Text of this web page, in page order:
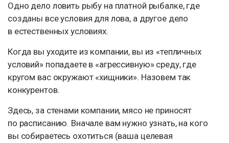
Одно дело ловить рыбу на платной рыбалке, где
созданы все условия для лова, а другое дело
в естественных условиях.
Когда вы уходите из компании, вы из «тепличных
условий» попадаете в «агрессивную» среду, где
кругом вас окружают «хищники». Назовем так
конкурентов.
Здесь, за стенами компании, мясо не приносят
по расписанию. Вначале вам нужно узнать, на кого
вы собираетесь охотиться (ваша целевая